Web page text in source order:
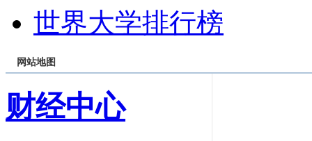
世界大学排行榜
网站地图
财经中心